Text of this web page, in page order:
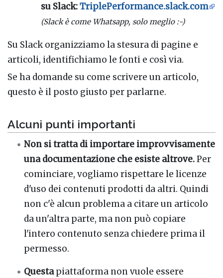
su Slack:TriplePerformance.slack.com
(Slack è come Whatsapp, solo meglio :-)
Su Slack organizziamo la stesura di pagine e
articoli, identifichiamo le fonti e così via.
Se ha domande su come scrivere un articolo,
questo è il posto giusto per parlarne.
Alcuni punti importanti
Non si tratta di importare improvvisamente
una documentazione che esiste altrove.Per
cominciare, vogliamo rispettare le licenze
d'uso dei contenuti prodotti da altri. Quindi
non c'è alcun problema a citare un articolo
da un'altra parte, ma non può copiare
l'intero contenuto senza chiedere prima il
permesso.
Questapiattaforma non vuole essere